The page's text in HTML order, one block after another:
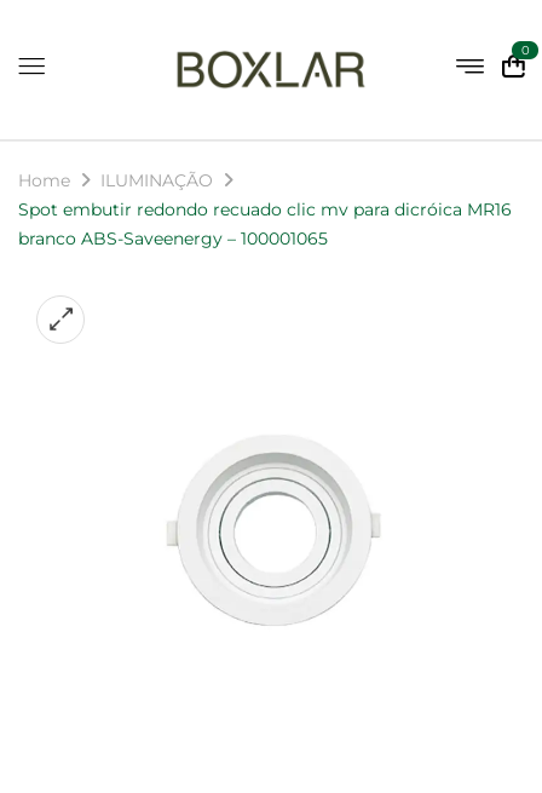
0
Home
ILUMINAÇÃO
Spot embutir redondo recuado clic mv para dicróica MR16
branco ABS-Saveenergy – 100001065